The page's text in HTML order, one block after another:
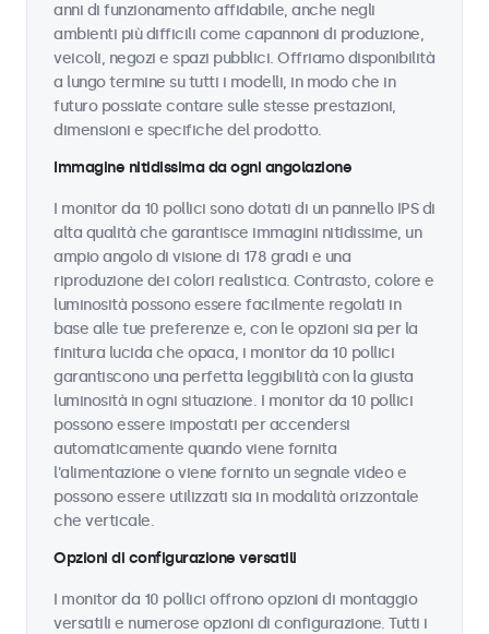
anni di funzionamento affidabile, anche negli
ambienti più difficili come capannoni di produzione,
veicoli, negozi e spazi pubblici. Offriamo disponibilità
a lungo termine su tutti i modelli, in modo che in
futuro possiate contare sulle stesse prestazioni,
dimensioni e specifiche del prodotto.
Immagine nitidissima da ogni angolazione
I monitor da 10 pollici sono dotati di un pannello IPS di
alta qualità che garantisce immagini nitidissime, un
ampio angolo di visione di 178 gradi e una
riproduzione dei colori realistica. Contrasto, colore e
luminosità possono essere facilmente regolati in
base alle tue preferenze e, con le opzioni sia per la
finitura lucida che opaca, i monitor da 10 pollici
garantiscono una perfetta leggibilità con la giusta
luminosità in ogni situazione. I monitor da 10 pollici
possono essere impostati per accendersi
automaticamente quando viene fornita
l'alimentazione o viene fornito un segnale video e
possono essere utilizzati sia in modalità orizzontale
che verticale.
Opzioni di configurazione versatili
I monitor da 10 pollici offrono opzioni di montaggio
versatili e numerose opzioni di configurazione. Tutti i